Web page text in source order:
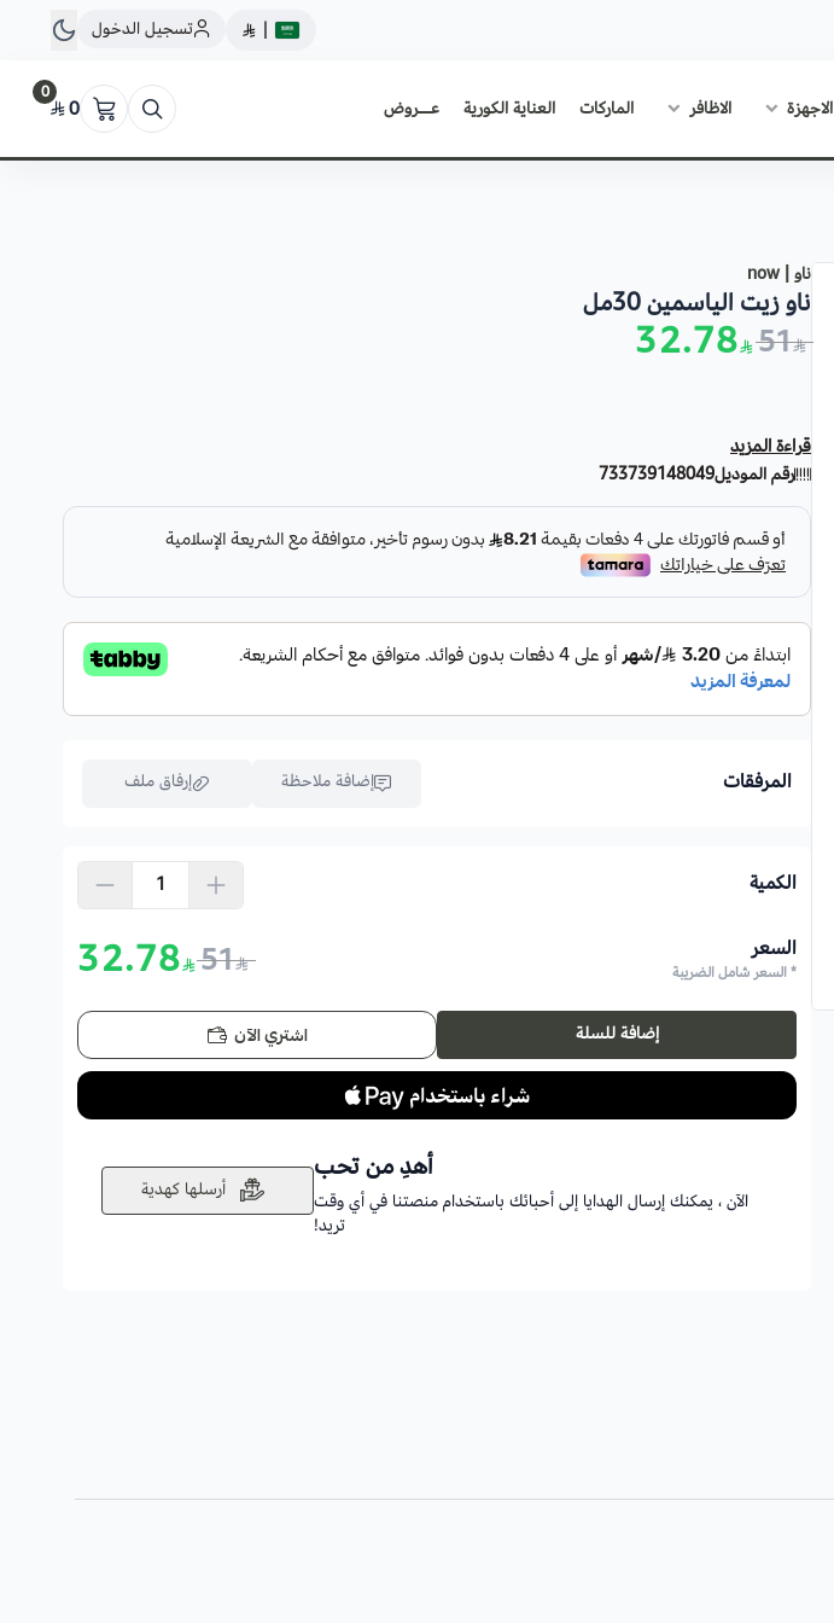
| تسجيل الدخول
الاجهزة الاظافر الماركات العناية الكورية عــروض
0
0
ناو | now
ناو زيت الياسمين 30مل
51
32.78
زيت الياسمين من ناو - 30مل
زيت مستخلص من الياسمين المنعش يمنحك شعور بالراحة و الإسترخاء
يمكنك دمجه مع بعض الزيوت الأخرى مثل زيت الجوجوبا و زيت العنب و زيت
الزيتون
بالإضافة إلى أنه يمكن إستعماله كزيت عطري فواح
اختيار مثالي للحصول على رائحة عطرية تبعث الراحة لجسمك
قراءة المزيد
رقم الموديل733739148049
المرفقات إضافة ملاحظة إرفاق ملف
اسحب و افلت الملف هنا
الكمية
السعر
* السعر شامل الضريبة 51
32.78
إضافة للسلة اشتري الآن
أهدِ من تحب
الآن ، يمكنك إرسال الهدايا إلى أحبائك باستخدام منصتنا في أي وقت
تريد!
أرسلها كهدية